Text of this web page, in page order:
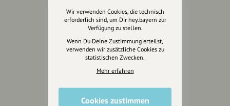
uns für unsere Region und
für alle, die uns besuchen
wollen.
Inhalte vorschlagen
Jetzt unterstützen
Wir verwenden Cookies, die technisch
erforderlich sind, um Dir hey.bayern zur
Verfügung zu stellen.
Wenn Du Deine Zustimmung erteilst,
verwenden wir zusätzliche Cookies zu
statistischen Zwecken.
Mehr erfahren
Cookies zustimmen